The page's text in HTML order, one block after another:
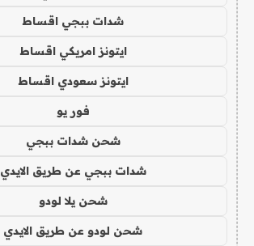
شدات ببجي اقساط
ايتونز امريكي اقساط
ايتونز سعودي اقساط
فور يو
شحن شدات ببجي
شدات ببجي عن طريق الايدي
شحن يلا لودو
شحن لودو عن طريق الايدي